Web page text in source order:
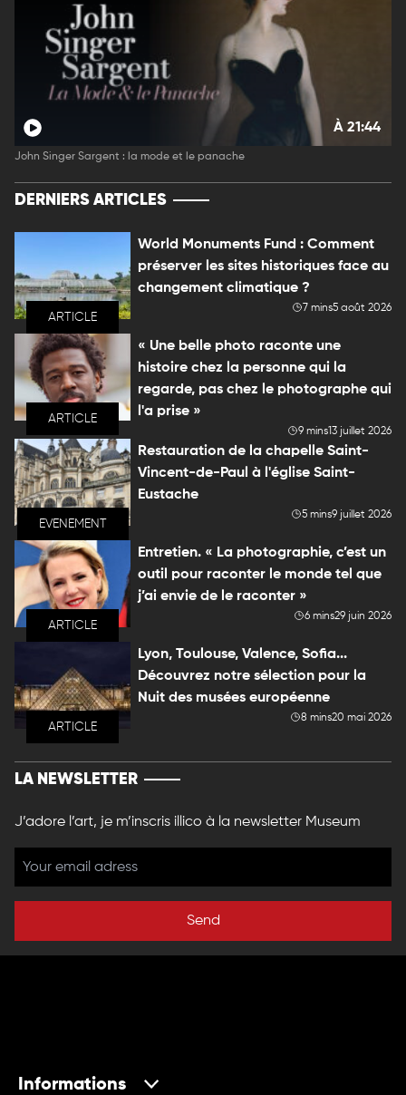
À 21:44
John Singer Sargent : la mode et le panache
DERNIERS ARTICLES
ARTICLE
World Monuments Fund : Comment
préserver les sites historiques face au
changement climatique ?
7 mins5 août 2026
ARTICLE
« Une belle photo raconte une
histoire chez la personne qui la
regarde, pas chez le photographe qui
l'a prise »
9 mins13 juillet 2026
EVENEMENT
Restauration de la chapelle Saint-
Vincent-de-Paul à l'église Saint-
Eustache
5 mins9 juillet 2026
ARTICLE
Entretien. « La photographie, c’est un
outil pour raconter le monde tel que
j’ai envie de le raconter »
6 mins29 juin 2026
ARTICLE
Lyon, Toulouse, Valence, Sofia...
Découvrez notre sélection pour la
Nuit des musées européenne
8 mins20 mai 2026
LA NEWSLETTER
J’adore l’art, je m’inscris illico à la newsletter Museum
Send
Informations